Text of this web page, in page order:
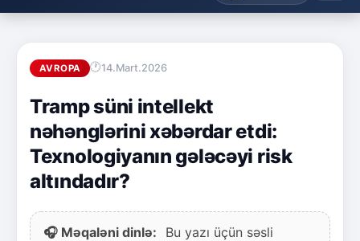
AVROPA 14.Mart.2026
Tramp süni intellekt
nəhənglərini xəbərdar etdi:
Texnologiyanın gələcəyi risk
altındadır?
🎧 Məqaləni dinlə:
Bu yazı üçün səsli